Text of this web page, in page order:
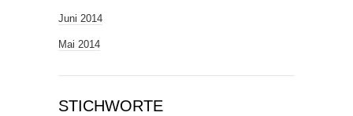
Juni 2014
Mai 2014
STICHWORTE